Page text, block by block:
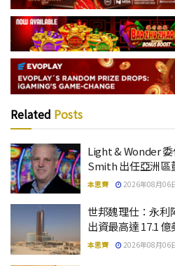
Related Posts
Light & Wonder
Smith 出任亞洲區
本思齊 2026年08月06
世邦魏理仕：永利
出資最高達 17.1 億
本思齊 2026年08月06